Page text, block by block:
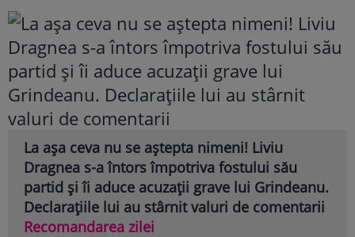
La așa ceva nu se aștepta nimeni! Liviu
Dragnea s-a întors împotriva fostului său
partid și îi aduce acuzații grave lui Grindeanu.
Declarațiile lui au stârnit valuri de comentarii
Recomandarea zilei